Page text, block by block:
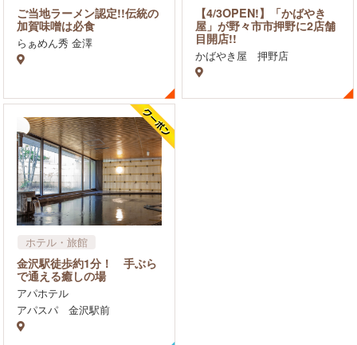
ご当地ラーメン認定!!伝統の
加賀味噌は必食
らぁめん秀 金澤
【4/3OPEN!】「かばやき
屋」が野々市市押野に2店舗
目開店!!
かばやき屋 押野店
ホテル・旅館
リラクゼーション・マッサ
ージ
温泉・銭湯
金沢駅徒歩約1分！ 手ぶら
で通える癒しの場
アパホテル
アパスパ 金沢駅前